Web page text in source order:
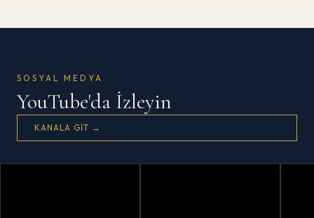
SOSYAL MEDYA
YouTube'da İzleyin
KANALA GIT →